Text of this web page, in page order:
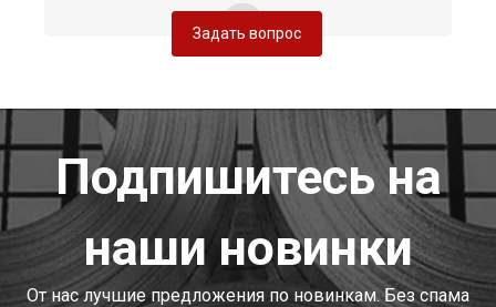
Задать вопрос
Подпишитесь на
наши новинки
От нас лучшие предложения по новинкам. Без спама